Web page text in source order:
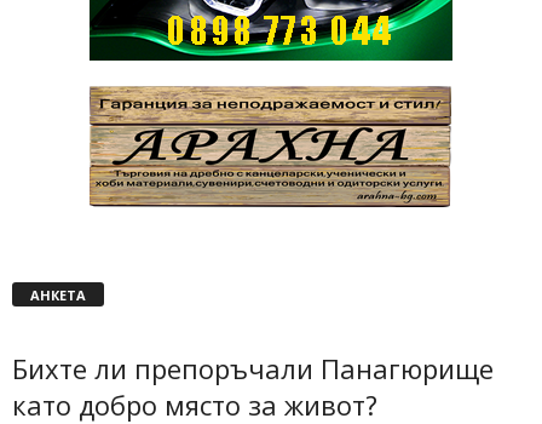
АНКЕТА
Бихте ли препоръчали Панагюрище
като добро място за живот?